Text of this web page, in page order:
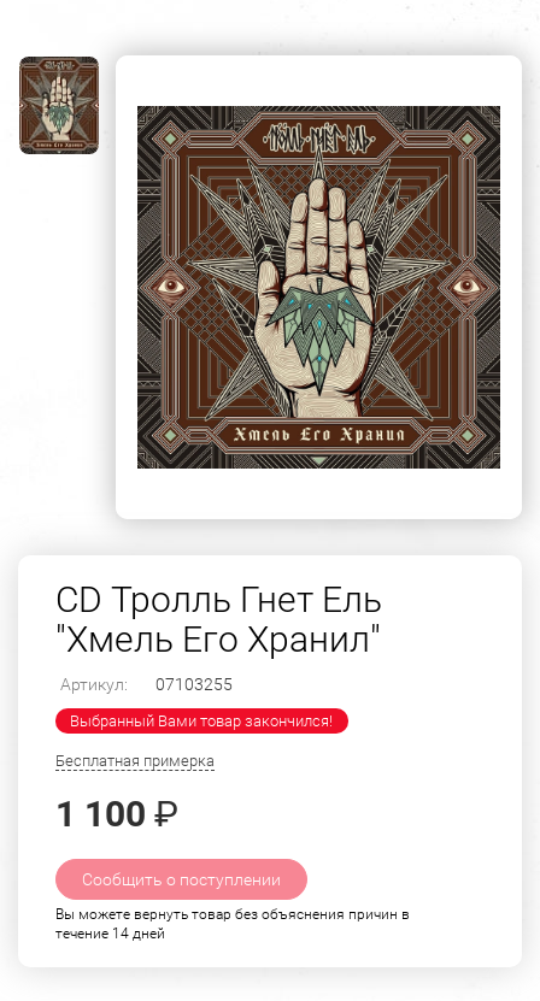
CD Тролль Гнет Ель
"Хмель Его Хранил"
Артикул: 07103255
Выбранный Вами товар закончился!
Бесплатная примерка
1 100 ₽
Сообщить о поступлении
Вы можете вернуть товар без объяснения причин в
течение 14 дней